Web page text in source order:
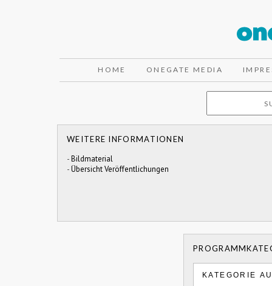
HOME ONEGATE MEDIA
WEITERE INFORMATIONEN
-Bildmaterial
-Übersicht Veröffentlichungen